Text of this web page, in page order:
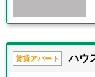
賃貸アパート ハウ